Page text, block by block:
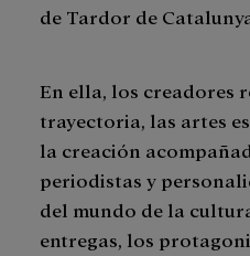
de Tardor de
En ella, los creadores
trayectoria, las artes
la creación
periodistas y
del mundo de la
entregas, los